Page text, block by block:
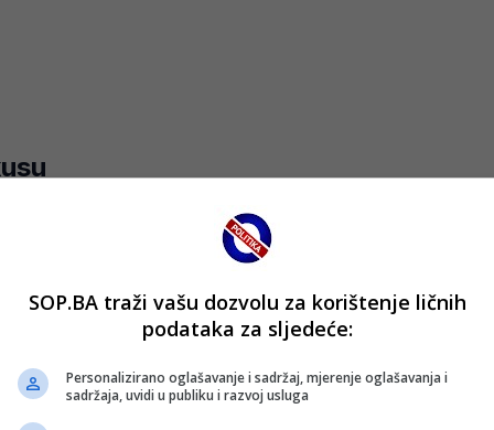
direktno izdvojio četiri kluba koja posebno
evropskim klubovima i sredinama u kojima bi volio
na Apeninima. Italijanski mediji već analiziraju koji
navodno za transfer traži oko 20 miliona eura.
klub koji ozbiljno ulaže u mlade i perspektivne
SOP.BA traži vašu dozvolu za korištenje ličnih
podataka za sljedeće:
Personalizirano oglašavanje i sadržaj, mjerenje oglašavanja i
sadržaja, uvidi u publiku i razvoj usluga